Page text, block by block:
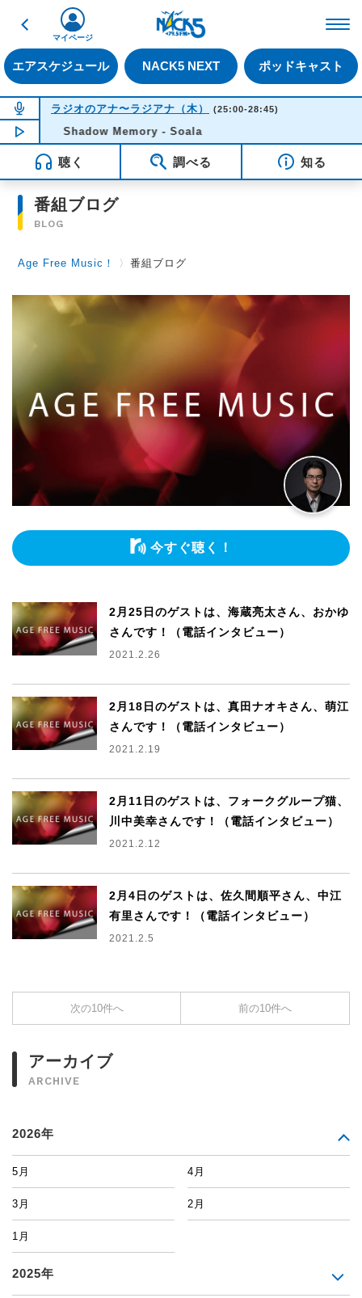
戻る
エアスケジュール NACK5 NEXT ポッドキャスト
マイページ
NOW ON AIR
ラジオのアナ〜ラジアナ（木） (25:00-28:45)
NOW PLAYING04:22
Shadow Memory - Soala
聴く 調べる 知る
番組ブログ
BLOG
Age Free Music！ 〉番組ブログ
今すぐ聴く！
2月25日のゲストは、海蔵亮太さん、おかゆ
さんです！（電話インタビュー）
2021.2.26
2月18日のゲストは、真田ナオキさん、萌江
さんです！（電話インタビュー）
2021.2.19
2月11日のゲストは、フォークグループ猫、
川中美幸さんです！（電話インタビュー）
2021.2.12
2月4日のゲストは、佐久間順平さん、中江
有里さんです！（電話インタビュー）
2021.2.5
次の10件へ 前の10件へ
アーカイブ
ARCHIVE
2026年
5月 4月
3月 2月
1月
2025年